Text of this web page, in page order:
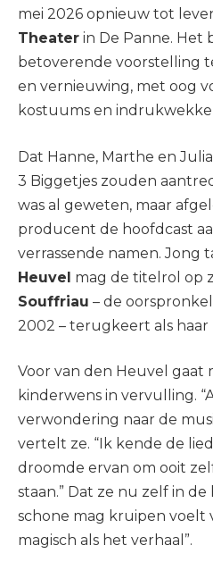
mei 2026 opnieuw tot
Theater in De Panne. Het
betoverende voorstelling
en vernieuwing, met oog
kostuums en
Dat Hanne, Marthe en
3 Biggetjes zouden
was al geweten, maar
producent de hoofdcast
verrassende namen. Jong
Heuvel mag de titelrol op
Souffriau – de
2002 – terugkeert als haar
Voor van den Heuvel gaat
kinderwens in vervulling.
verwondering naar de
vertelt ze. “Ik kende de
droomde ervan om ooit
staan.” Dat ze nu zelf in
schone mag kruipen voelt
magisch als het verhaal”.